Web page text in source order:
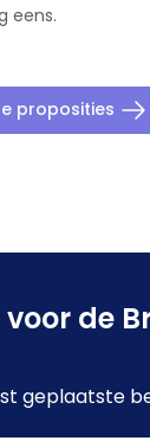
eens.
proposities
de
geplaatste